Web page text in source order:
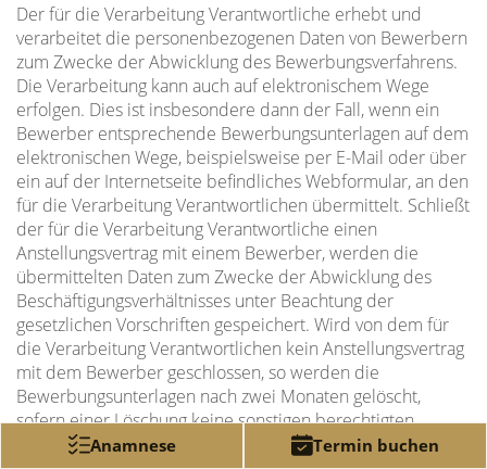
Anamnese Termin buchen
Der für die Verarbeitung Verantwortliche erhebt und
verarbeitet die personenbezogenen Daten von Bewerbern
zum Zwecke der Abwicklung des Bewerbungsverfahrens.
Die Verarbeitung kann auch auf elektronischem Wege
erfolgen. Dies ist insbesondere dann der Fall, wenn ein
Bewerber entsprechende Bewerbungsunterlagen auf dem
elektronischen Wege, beispielsweise per E-Mail oder über
ein auf der Internetseite befindliches Webformular, an den
für die Verarbeitung Verantwortlichen übermittelt. Schließt
der für die Verarbeitung Verantwortliche einen
Anstellungsvertrag mit einem Bewerber, werden die
übermittelten Daten zum Zwecke der Abwicklung des
Beschäftigungsverhältnisses unter Beachtung der
gesetzlichen Vorschriften gespeichert. Wird von dem für
die Verarbeitung Verantwortlichen kein Anstellungsvertrag
mit dem Bewerber geschlossen, so werden die
Bewerbungsunterlagen nach zwei Monaten gelöscht,
sofern einer Löschung keine sonstigen berechtigten
Interessen des für die Verarbeitung Verantwortlichen